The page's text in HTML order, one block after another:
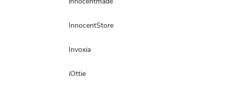
InnocentStore
Invoxia
iOttie